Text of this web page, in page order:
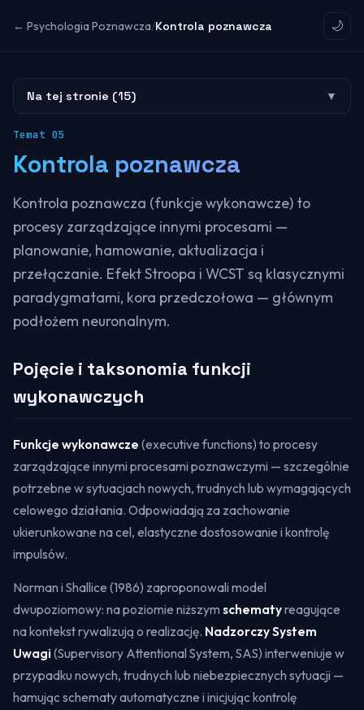
← Psychologia Poznawcza/Kontrola poznawcza 🌙
Na tej stronie (15) ▼
Temat 05
Kontrola poznawcza
Kontrola poznawcza (funkcje wykonawcze) to
procesy zarządzające innymi procesami —
planowanie, hamowanie, aktualizacja i
przełączanie. Efekt Stroopa i WCST są klasycznymi
paradygmatami, kora przedczołowa — głównym
podłożem neuronalnym.
Pojęcie i taksonomia funkcji
wykonawczych
Funkcje wykonawcze (executive functions) to procesy
zarządzające innymi procesami poznawczymi — szczególnie
potrzebne w sytuacjach nowych, trudnych lub wymagających
celowego działania. Odpowiadają za zachowanie
ukierunkowane na cel, elastyczne dostosowanie i kontrolę
impulsów.
Norman i Shallice (1986) zaproponowali model
dwupoziomowy: na poziomie niższym schematyreagujące
na kontekst rywalizują o realizację. Nadzorczy System
Uwagi (Supervisory Attentional System, SAS) interweniuje w
przypadku nowych, trudnych lub niebezpiecznych sytuacji —
hamując schematy automatyczne i inicjując kontrolę